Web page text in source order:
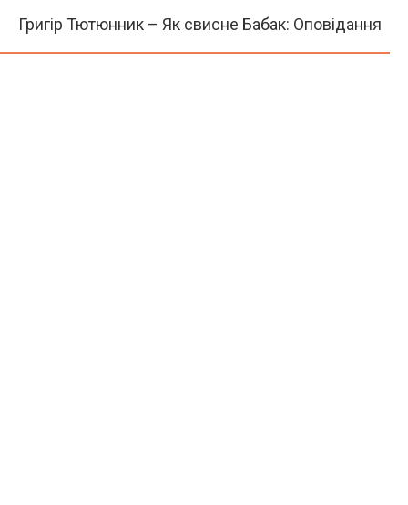
Григір Тютюнник – Як свисне Бабак: Оповідання